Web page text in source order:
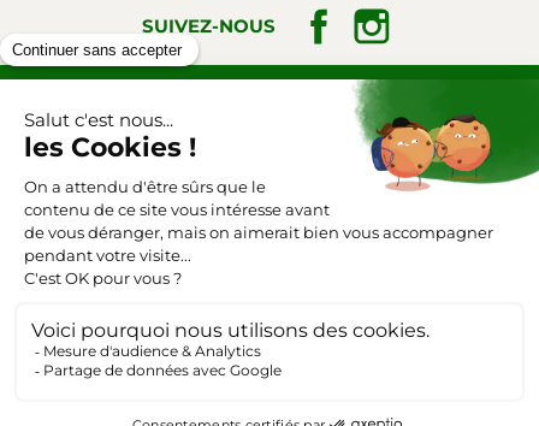
SUIVEZ-NOUS Facebook
Triangle-outillage.com
Mentions légales
Conditions générales de vente